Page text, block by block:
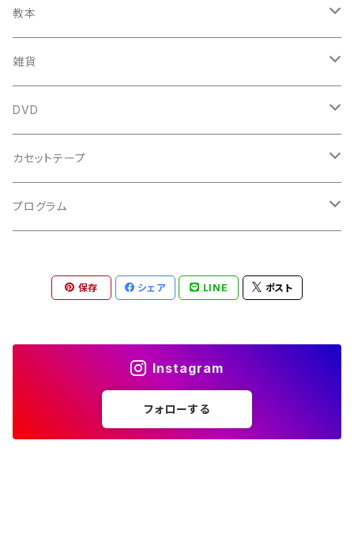
鍋島元子関連LP
中古LP
中古本
新古本
古楽以外
中古本
中古本
古楽関係
スコア
鍵盤用
古楽以外
スコア
教本
古楽関係
古楽以外
雑貨
トートバッグ
バロック
ルネサンス
DVD
古楽
古楽以外
カセットテープ
古楽
プログラム
古楽以外
保存 シェア LINE ポスト
Instagram
フォローする